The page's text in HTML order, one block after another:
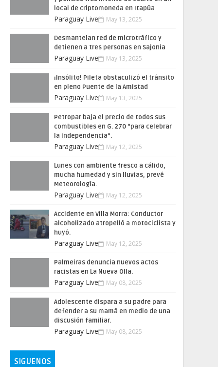
local de criptomoneda en Itapúa
Paraguay Live May 13, 2025
Desmantelan red de microtráfico y
detienen a tres personas en Sajonia
Paraguay Live May 13, 2025
¡Insólito! Pileta obstaculizó el tránsito
en pleno Puente de la Amistad
Paraguay Live May 13, 2025
Petropar baja el precio de todos sus
combustibles en G. 270 “para celebrar
la Independencia”.
Paraguay Live May 12, 2025
Lunes con ambiente fresco a cálido,
mucha humedad y sin lluvias, prevé
Meteorología.
Paraguay Live May 12, 2025
Accidente en Villa Morra: Conductor
alcoholizado atropelló a motociclista y
huyó.
Paraguay Live May 12, 2025
Palmeiras denuncia nuevos actos
racistas en La Nueva Olla.
Paraguay Live May 08, 2025
Adolescente dispara a su padre para
defender a su mamá en medio de una
discusión familiar.
Paraguay Live May 08, 2025
SIGUENOS